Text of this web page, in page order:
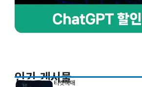
인기 게시물
티켓예매